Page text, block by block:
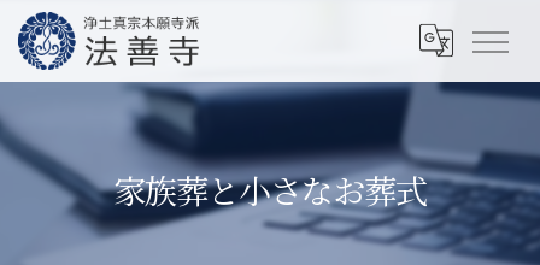
家族葬と小さなお葬式